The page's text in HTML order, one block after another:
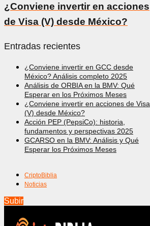
¿Conviene invertir en acciones
de Visa (V) desde México?
Entradas recientes
¿Conviene invertir en GCC desde
México? Análisis completo 2025
Análisis de ORBIA en la BMV: Qué
Esperar en los Próximos Meses
¿Conviene invertir en acciones de Visa
(V) desde México?
Acción PEP (PepsiCo): historia,
fundamentos y perspectivas 2025
GCARSO en la BMV: Análisis y Qué
Esperar los Próximos Meses
CriptoBiblia
Noticias
Subir